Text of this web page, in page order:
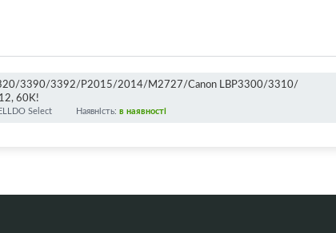
3390/3392/P2015/2014/M2727/Canon LBP3300/3310/
60K!
Select Наявність: в наявності